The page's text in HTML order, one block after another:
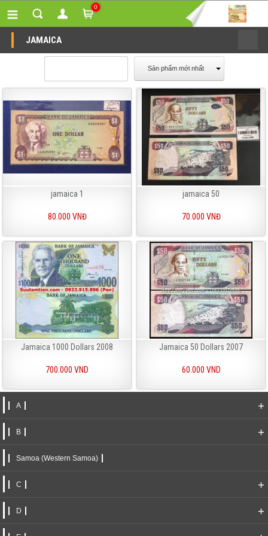
0
JAMAICA
Sản phẩm mới nhất
jamaica 1
80.000 VNĐ
jamaica 50
70.000 VNĐ
Jamaica 1000 Dollars 2008
700.000 VND
Jamaica 50 Dollars 2007
60.000 VND
A +
B +
Samoa (Western Samoa)
C +
D +